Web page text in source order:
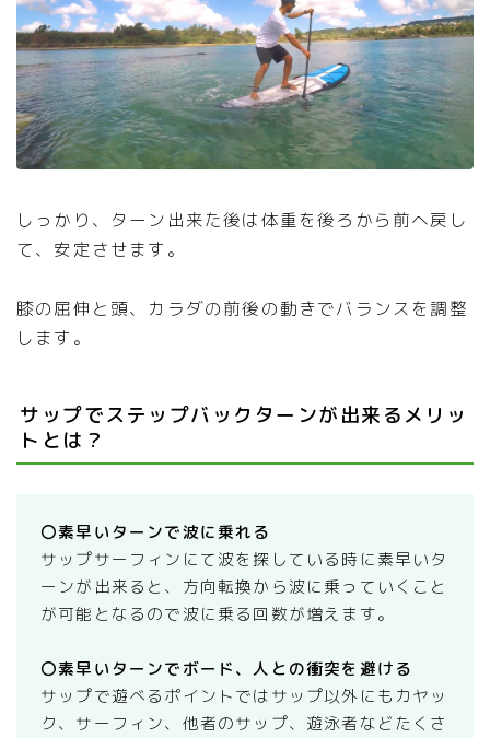
しっかり、ターン出来た後は体重を後ろから前へ戻し
て、安定させます。
膝の屈伸と頭、カラダの前後の動きでバランスを調整
します。
サップでステップバックターンが出来るメリッ
トとは？
〇素早いターンで波に乗れる
サップサーフィンにて波を探している時に素早いタ
ーンが出来ると、方向転換から波に乗っていくこと
が可能となるので波に乗る回数が増えます。
〇素早いターンでボード、人との衝突を避ける
サップで遊べるポイントではサップ以外にもカヤッ
ク、サーフィン、他者のサップ、遊泳者などたくさ